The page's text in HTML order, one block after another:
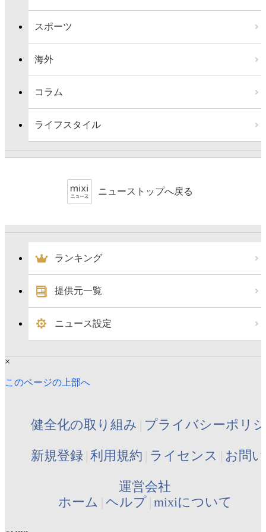
スポーツ
海外
コラム
ライフスタイル
ニューストップへ戻る
ランキング
提供元一覧
ニュース設定
×
このページの上部へ
健全化の取り組み プライバシーポリ
新規登録 利用規約 ライセンス お問
運営会社
ホーム ヘルプ mixiについて